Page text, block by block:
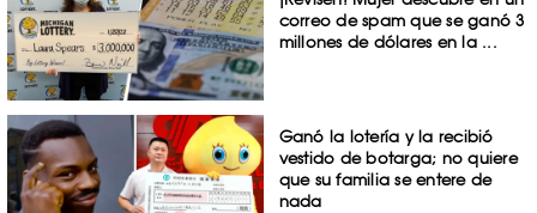
correo de spam que se ganó 3
millones de dólares en la ...
Ganó la lotería y la recibió
vestido de botarga; no quiere
que su familia se entere de
nada